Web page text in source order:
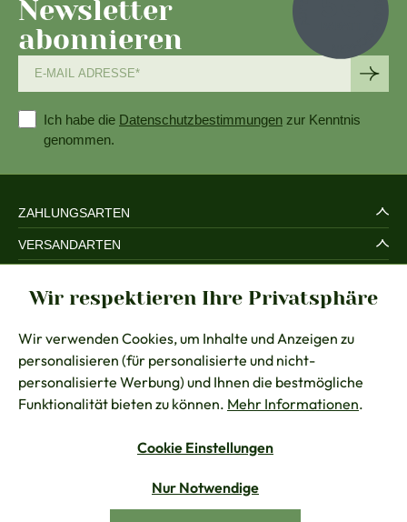
Newsletter
abonnieren
Ich habe die Datenschutzbestimmungen zur Kenntnis
genommen.
ZAHLUNGSARTEN
VERSANDARTEN
RECHTLICHES
BERATUNG
KONTAKT
Vertrag widerrufen
Wir respektieren Ihre Privatsphäre
Wir verwenden Cookies, um Inhalte und Anzeigen zu
personalisieren (für personalisierte und nicht-
personalisierte Werbung) und Ihnen die bestmögliche
Funktionalität bieten zu können. Mehr Informationen.
Cookie Einstellungen
Nur Notwendige